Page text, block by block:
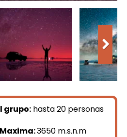
grupo: hasta 20 personas
3650 m.s.n.m